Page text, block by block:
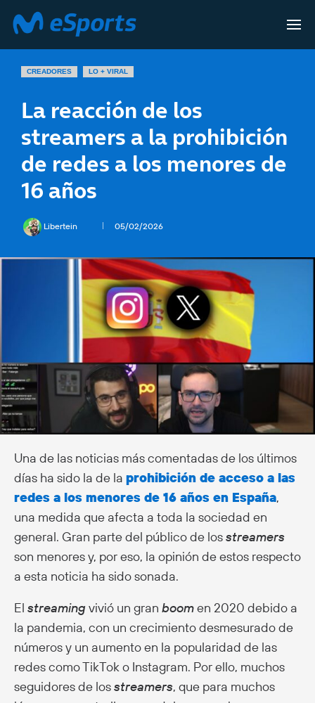
CREADORES LO + VIRAL
La reacción de los
streamers a la prohibición
de redes a los menores de
16 años
Libertein 05/02/2026
Una de las noticias más comentadas de los últimos
días ha sido la de la prohibición de acceso a las
redes a los menores de 16 años en España,
una medida que afecta a toda la sociedad en
general. Gran parte del público de losstreamers
son menores y, por eso, la opinión de estos respecto
a esta noticia ha sido sonada.
El streamingvivió un gran boomen 2020 debido a
la pandemia, con un crecimiento desmesurado de
números y un aumento en la popularidad de las
redes como TikTok o Instagram. Por ello, muchos
seguidores de losstreamers, que para muchos